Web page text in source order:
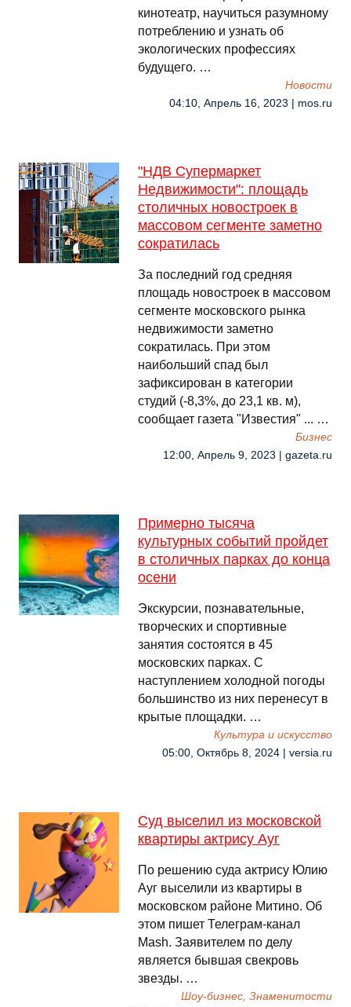
кинотеатр, научиться разумному
потреблению и узнать об
экологических профессиях
будущего. …
Новости
04:10, Апрель 16, 2023 | mos.ru
"НДВ Супермаркет
Недвижимости": площадь
столичных новостроек в
массовом сегменте заметно
сократилась
За последний год средняя
площадь новостроек в массовом
сегменте московского рынка
недвижимости заметно
сократилась. При этом
наибольший спад был
зафиксирован в категории
студий (-8,3%, до 23,1 кв. м),
сообщает газета "Известия" ... …
Бизнес
12:00, Апрель 9, 2023 | gazeta.ru
Примерно тысяча
культурных событий пройдет
в столичных парках до конца
осени
Экскурсии, познавательные,
творческих и спортивные
занятия состоятся в 45
московских парках. С
наступлением холодной погоды
большинство из них перенесут в
крытые площадки. …
Культура и искусство
05:00, Октябрь 8, 2024 | versia.ru
Суд выселил из московской
квартиры актрису Ауг
По решению суда актрису Юлию
Ауг выселили из квартиры в
московском районе Митино. Об
этом пишет Телеграм-канал
Mash. Заявителем по делу
является бывшая свекровь
звезды. …
Шоу-бизнес, Знаменитости